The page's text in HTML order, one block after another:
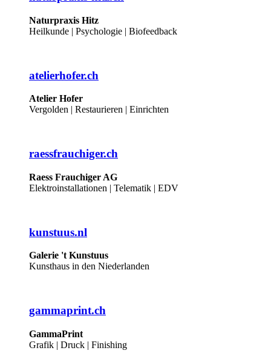
Naturpraxis Hitz
Heilkunde | Psychologie | Biofeedback
atelierhofer.ch
Atelier Hofer
Vergolden | Restaurieren | Einrichten
raessfrauchiger.ch
Raess Frauchiger AG
Elektroinstallationen | Telematik | EDV
kunstuus.nl
Galerie 't Kunstuus
Kunsthaus in den Niederlanden
gammaprint.ch
GammaPrint
Grafik | Druck | Finishing